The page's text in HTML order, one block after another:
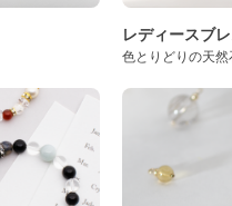
レディースブ
色とりどりの天